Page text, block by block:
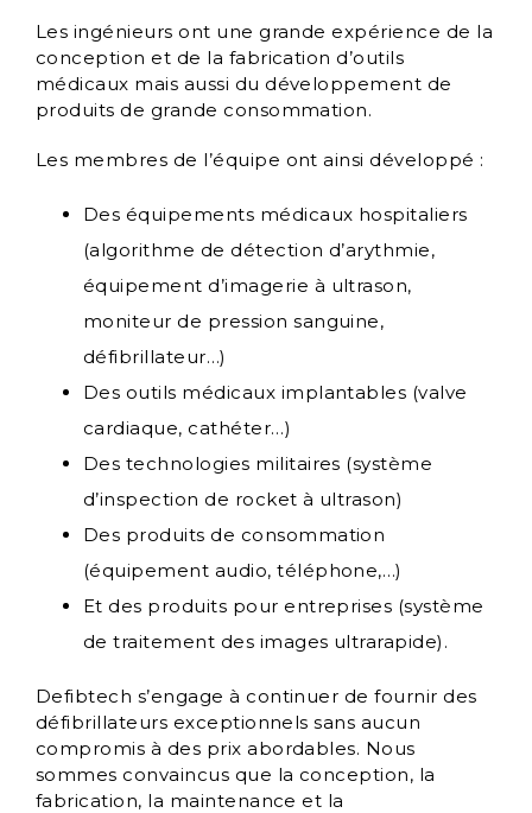
Les ingénieurs ont une grande expérience de la
conception et de la fabrication d’outils
médicaux mais aussi du développement de
produits de grande consommation.
Les membres de l’équipe ont ainsi développé :
Des équipements médicaux hospitaliers
(algorithme de détection d’arythmie,
équipement d’imagerie à ultrason,
moniteur de pression sanguine,
défibrillateur…)
Des outils médicaux implantables (valve
cardiaque, cathéter…)
Des technologies militaires (système
d’inspection de rocket à ultrason)
Des produits de consommation
(équipement audio, téléphone,…)
Et des produits pour entreprises (système
de traitement des images ultrarapide).
Defibtech s’engage à continuer de fournir des
défibrillateurs exceptionnels sans aucun
compromis à des prix abordables. Nous
sommes convaincus que la conception, la
fabrication, la maintenance et la